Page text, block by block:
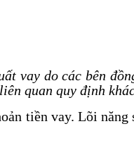
vay do các bên
quan quy định
tiền vay. Lõi